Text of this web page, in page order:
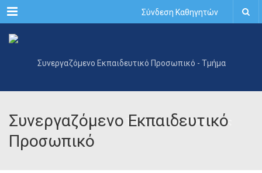
Menu Σύνδεση Καθηγητών
Συνεργαζόμενο Εκπαιδευτικό
Προσωπικό